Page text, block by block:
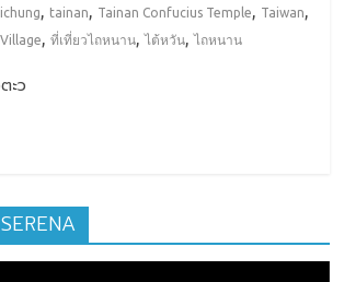
, tainan, Tainan Confucius Temple, Taiwan,
,ที่เที่ยวไถหนาน,ไต้หวัน,ไถหนาน
ะว